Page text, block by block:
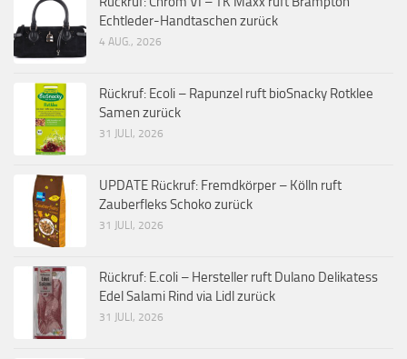
Echtleder-Handtaschen zurück
4 AUG., 2026
Rückruf: Ecoli – Rapunzel ruft bioSnacky Rotklee
Samen zurück
31 JULI, 2026
UPDATE Rückruf: Fremdkörper – Kölln ruft
Zauberfleks Schoko zurück
31 JULI, 2026
Rückruf: E.coli – Hersteller ruft Dulano Delikatess
Edel Salami Rind via Lidl zurück
31 JULI, 2026